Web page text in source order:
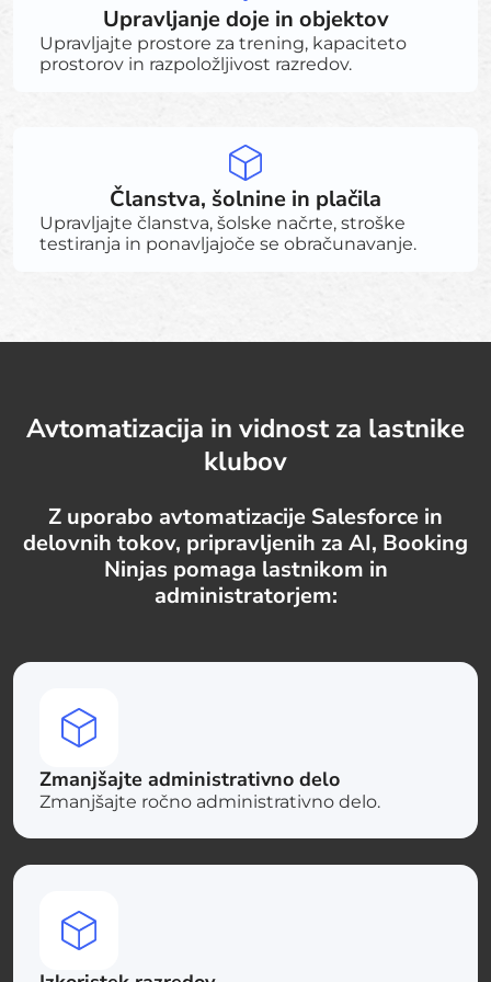
Upravljanje doje in objektov
Upravljajte prostore za trening, kapaciteto
prostorov in razpoložljivost razredov.
Članstva, šolnine in plačila
Upravljajte članstva, šolske načrte, stroške
testiranja in ponavljajoče se obračunavanje.
Avtomatizacija in vidnost za lastnike
klubov
Z uporabo avtomatizacije Salesforce in
delovnih tokov, pripravljenih za AI, Booking
Ninjas pomaga lastnikom in
administratorjem:
Zmanjšajte administrativno delo
Zmanjšajte ročno administrativno delo.